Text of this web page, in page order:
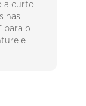
a curto
nas
para o
e